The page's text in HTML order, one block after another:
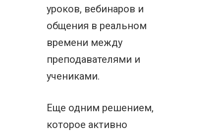
уроков, вебинаров и
общения в реальном
времени между
преподавателями и
учениками.
Еще одним решением,
которое активно